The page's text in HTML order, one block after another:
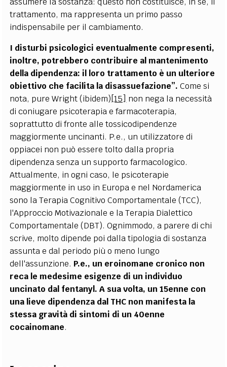
trattamento, ma rappresenta un primo passo
indispensabile per il cambiamento.
I disturbi psicologici eventualmente compresenti,
inoltre, potrebbero contribuire al mantenimento
della dipendenza: il loro trattamento è un ulteriore
obiettivo che facilita la disassuefazione”. Come si
nota, pure Wright (ibidem)[15] non nega la necessità
di coniugare psicoterapia e farmacoterapia,
soprattutto di fronte alle tossicodipendenze
maggiormente uncinanti. P.e., un utilizzatore di
oppiacei non può essere tolto dalla propria
dipendenza senza un supporto farmacologico.
Attualmente, in ogni caso, le psicoterapie
maggiormente in uso in Europa e nel Nordamerica
sono la Terapia Cognitivo Comportamentale (TCC),
l'Approccio Motivazionale e la Terapia Dialettico
Comportamentale (DBT). Ognimmodo, a parere di chi
scrive, molto dipende poi dalla tipologia di sostanza
assunta e dal periodo più o meno lungo
dell'assunzione. P.e., un eroinomane cronico non
reca le medesime esigenze di un individuo
uncinato dal fentanyl. A sua volta, un 15enne con
una lieve dipendenza dal THC non manifesta la
stessa gravità di sintomi di un 40enne
cocainomane.